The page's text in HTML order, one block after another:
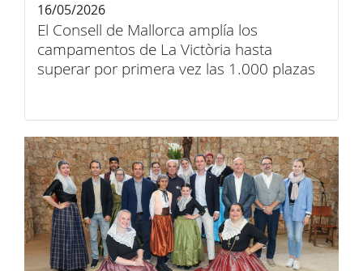
El Consell de Mallorca amplía los
campamentos de La Victòria hasta
superar por primera vez las 1.000 plazas
16/05/2026